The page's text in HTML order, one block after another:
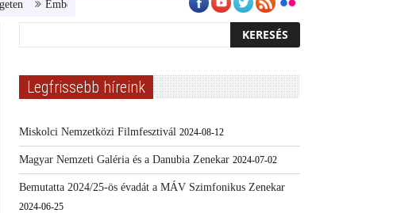
Emberarcú Egészségért díj pályázat 2024 Kertész/Kópiák
Legfrissebb híreink
Miskolci Nemzetközi Filmfesztivál 2024-08-12
Magyar Nemzeti Galéria és a Danubia Zenekar 2024-07-02
Bemutatta 2024/25-ös évadát a MÁV Szimfonikus Zenekar
2024-06-25